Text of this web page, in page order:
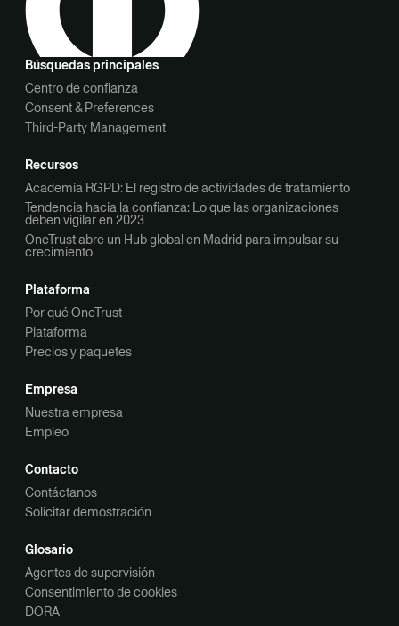
Búsquedas principales
Centro de confianza
Consent & Preferences
Third-Party Management
Recursos
Academia RGPD: El registro de actividades de tratamiento
Tendencia hacia la confianza: Lo que las organizaciones
deben vigilar en 2023
OneTrust abre un Hub global en Madrid para impulsar su
crecimiento
Plataforma
Por qué OneTrust
Plataforma
Precios y paquetes
Empresa
Nuestra empresa
Empleo
Contacto
Contáctanos
Solicitar demostración
Glosario
Agentes de supervisión
Consentimiento de cookies
DORA